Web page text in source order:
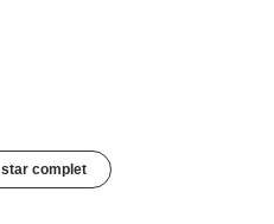
complet